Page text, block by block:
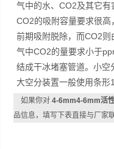
气中的水、CO2及其它
CO2的吸附容量要求很
前期吸附脱除，而CO2
气中CO2的量要求小于
结成干冰堵塞管道。小
大空分装置一般使用条形
如果你对4-6mm4-6mm活
品信息，填写下表直接与厂家联